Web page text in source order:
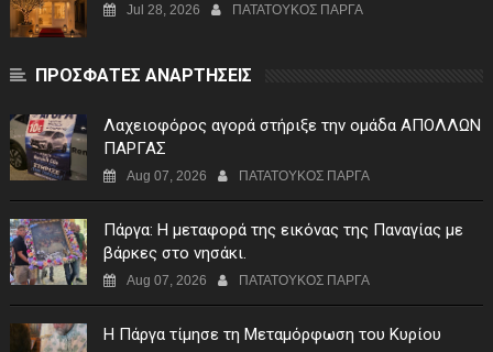
Jul 28, 2026 ΠΑΤΑΤΟΥΚΟΣ ΠΑΡΓΑ
ΠΡΟΣΦΑΤΕΣ ΑΝΑΡΤΗΣΕΙΣ
Λαχειοφόρος αγορά στήριξε την ομάδα ΑΠΟΛΛΩΝ
ΠΑΡΓΑΣ
Aug 07, 2026 ΠΑΤΑΤΟΥΚΟΣ ΠΑΡΓΑ
Πάργα: Η μεταφορά της εικόνας της Παναγίας με
βάρκες στο νησάκι.
Aug 07, 2026 ΠΑΤΑΤΟΥΚΟΣ ΠΑΡΓΑ
Η Πάργα τίμησε τη Μεταμόρφωση του Κυρίου